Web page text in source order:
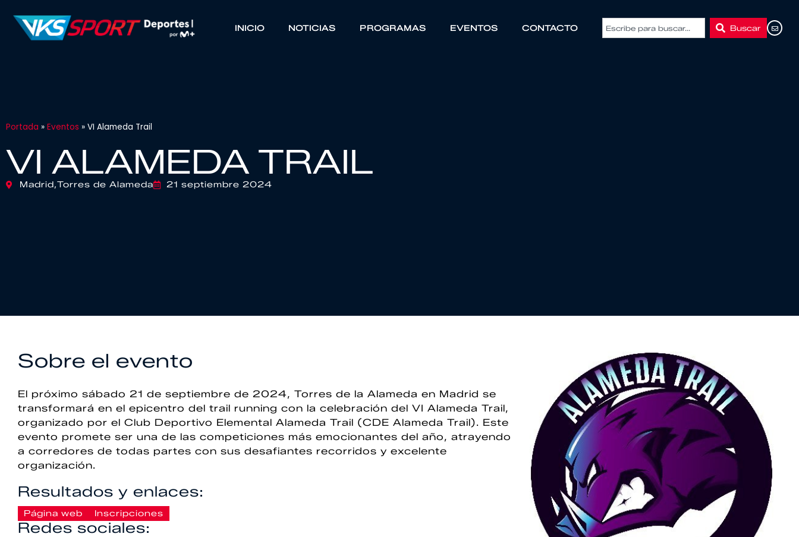
INICIO NOTICIAS PROGRAMAS EVENTOS CONTACTO Buscar
Portada » Eventos » VI Alameda Trail
VI ALAMEDA TRAIL
Madrid,Torres de Alameda 21 septiembre 2024
Sobre el evento
El próximo sábado 21 de septiembre de 2024, Torres de la Alameda en Madrid se
transformará en el epicentro del trail running con la celebración del VI Alameda Trail,
organizado por el Club Deportivo Elemental Alameda Trail (CDE Alameda Trail). Este
evento promete ser una de las competiciones más emocionantes del año, atrayendo
a corredores de todas partes con sus desafiantes recorridos y excelente
organización.
Resultados y enlaces:
Página web Inscripciones
Redes sociales: